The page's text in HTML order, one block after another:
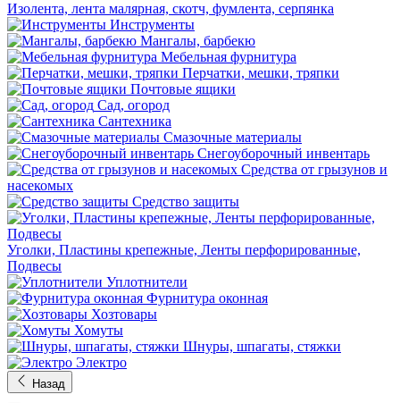
Изолента, лента малярная, скотч, фумлента, серпянка
Инструменты
Мангалы, барбекю
Мебельная фурнитура
Перчатки, мешки, тряпки
Почтовые ящики
Сад, огород
Сантехника
Смазочные материалы
Снегоуборочный инвентарь
Средства от грызунов и
насекомых
Средство защиты
Уголки, Пластины крепежные, Ленты перфорированные,
Подвесы
Уплотнители
Фурнитура оконная
Хозтовары
Хомуты
Шнуры, шпагаты, стяжки
Электро
Назад